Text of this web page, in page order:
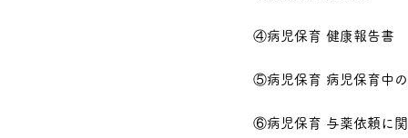
④病児保育 健康報告書
⑤病児保育 病児保育中
⑥病児保育 与薬依頼に